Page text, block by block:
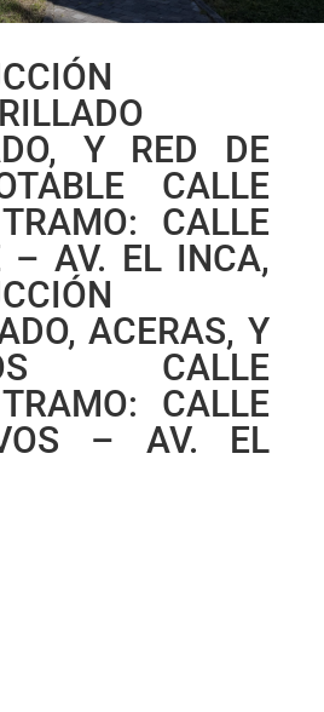
Y RED DE
CALLE
CALLE
– AV. EL INCA,
ACERAS, Y
CALLE
CALLE
– AV. EL